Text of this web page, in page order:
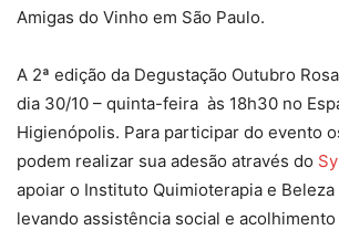
Amigas do Vinho em São Paulo.
A 2ª edição da Degustação Outubro
dia 30/10 – quinta-feira às 18h30 no
Higienópolis. Para participar do evento
podem realizar sua adesão através do
apoiar o Instituto Quimioterapia e
levando assistência social e